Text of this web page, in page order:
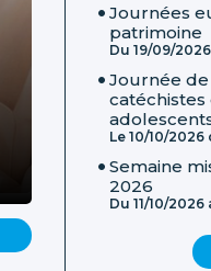
15 août 2026 :
Intention de
la messe de [...]
En savoir plus
Journées
patrimoine
Du 19/09/2026
Journée
catéchistes
Le 10/10/2026
Semaine
2026
Du 11/10/2026